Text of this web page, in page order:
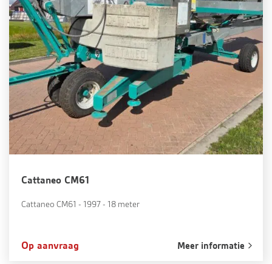
Cattaneo CM61
Cattaneo CM61 - 1997 - 18 meter
Op aanvraag Meer informatie